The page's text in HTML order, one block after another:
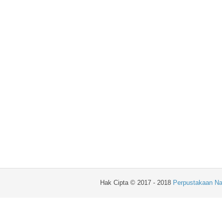
Hak Cipta © 2017 - 2018 Perpustakaan